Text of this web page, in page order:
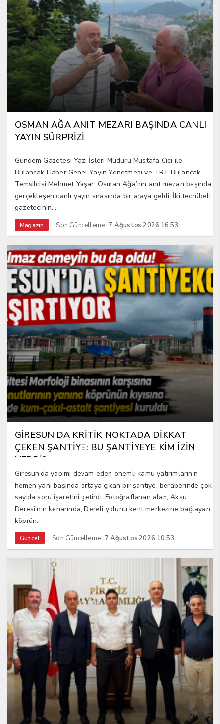
OSMAN AĞA ANIT MEZARI BAŞINDA CANLI
YAYIN SÜRPRİZİ
Gündem Gazetesi Yazı İşleri Müdürü Mustafa Cici ile
Bulancak Haber Genel Yayın Yönetmeni ve TRT Bulancak
Temsilcisi Mehmet Yaşar, Osman Ağa’nın anıt mezarı başında
gerçekleşen canlı yayın sırasında bir araya geldi. İki tecrübeli
gazetecinin...
Magazin Son Güncelleme: 7 Ağustos 2026 16:53
GİRESUN’DA KRİTİK NOKTADA DİKKAT
ÇEKEN ŞANTİYE: BU ŞANTİYEYE KİM İZİN
VERDİ?
Giresun’da yapımı devam eden önemli kamu yatırımlarının
hemen yanı başında ortaya çıkan bir şantiye, beraberinde çok
sayıda soru işaretini getirdi. Fotoğraflanan alan; Aksu
Deresi’nin kenarında, Dereli yolunu kent merkezine bağlayan
köprün...
Güncel Son Güncelleme: 7 Ağustos 2026 10:53